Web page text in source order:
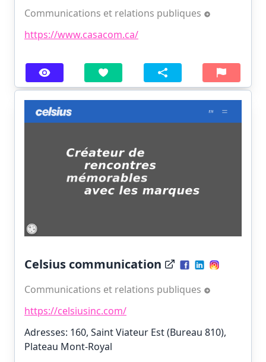
Communications et relations publiques
https://www.casacom.ca/
Celsius communication
Communications et relations publiques
https://celsiusinc.com/
Adresses: 160, Saint Viateur Est (Bureau 810),
Plateau Mont-Royal